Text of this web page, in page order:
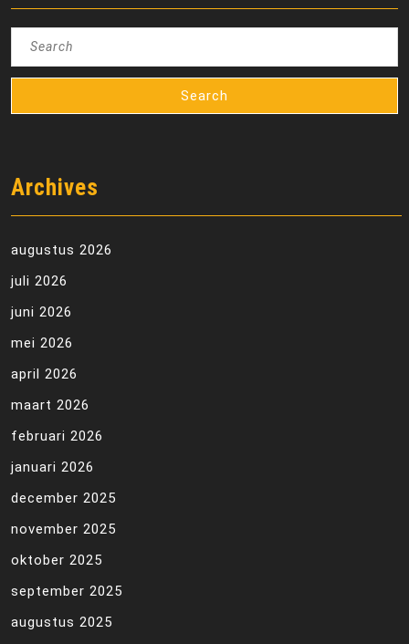
Search
Archives
augustus 2026
juli 2026
juni 2026
mei 2026
april 2026
maart 2026
februari 2026
januari 2026
december 2025
november 2025
oktober 2025
september 2025
augustus 2025